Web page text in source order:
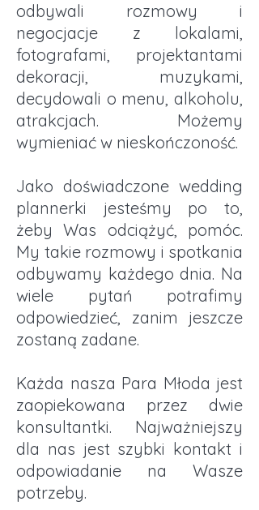
odbywali rozmowy i
negocjacje z lokalami,
fotografami, projektantami
dekoracji, muzykami,
decydowali o menu, alkoholu,
atrakcjach. Możemy
wymieniać w nieskończoność.
Jako doświadczone wedding
plannerki jesteśmy po to,
żeby Was odciążyć, pomóc.
My takie rozmowy i spotkania
odbywamy każdego dnia. Na
wiele pytań potrafimy
odpowiedzieć, zanim jeszcze
zostaną zadane.
Każda nasza Para Młoda jest
zaopiekowana przez dwie
konsultantki. Najważniejszy
dla nas jest szybki kontakt i
odpowiadanie na Wasze
potrzeby.